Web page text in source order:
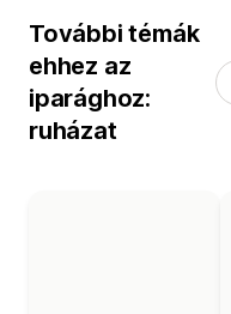
További témák
ehhez az
iparághoz:
ruházat